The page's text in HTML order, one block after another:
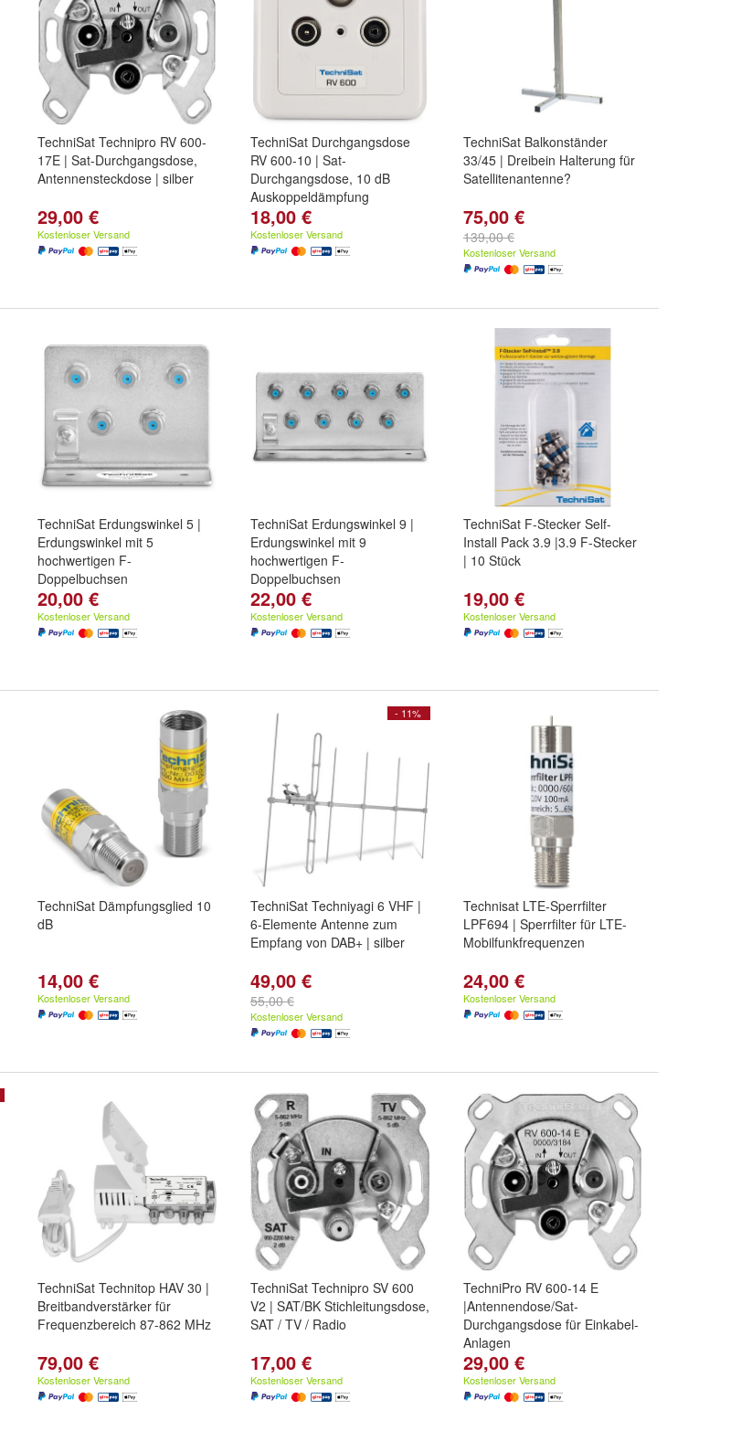
TechniSat Technipro RV 600-
17E | Sat-Durchgangsdose,
Antennensteckdose | silber
29,00 €
Kostenloser Versand
TechniSat Durchgangsdose
RV 600-10 | Sat-
Durchgangsdose, 10 dB
Auskoppeldämpfung
18,00 €
Kostenloser Versand
TechniSat Balkonständer
33/45 | Dreibein Halterung für
Satellitenantenne?
75,00 €
139,00 €
Kostenloser Versand
TechniSat Erdungswinkel 5 |
Erdungswinkel mit 5
hochwertigen F-
Doppelbuchsen
20,00 €
Kostenloser Versand
TechniSat Erdungswinkel 9 |
Erdungswinkel mit 9
hochwertigen F-
Doppelbuchsen
22,00 €
Kostenloser Versand
TechniSat F-Stecker Self-
Install Pack 3.9 |3.9 F-Stecker
| 10 Stück
19,00 €
Kostenloser Versand
TechniSat Dämpfungsglied 10
dB
14,00 €
Kostenloser Versand
- 11%
TechniSat Techniyagi 6 VHF |
6-Elemente Antenne zum
Empfang von DAB+ | silber
49,00 €
55,00 €
Kostenloser Versand
Technisat LTE-Sperrfilter
LPF694 | Sperrfilter für LTE-
Mobilfunkfrequenzen
24,00 €
Kostenloser Versand
TechniSat Technitop HAV 30 |
Breitbandverstärker für
Frequenzbereich 87-862 MHz
79,00 €
Kostenloser Versand
TechniSat Technipro SV 600
V2 | SAT/BK Stichleitungsdose,
SAT / TV / Radio
17,00 €
Kostenloser Versand
TechniPro RV 600-14 E
|Antennendose/Sat-
Durchgangsdose für Einkabel-
Anlagen
29,00 €
Kostenloser Versand